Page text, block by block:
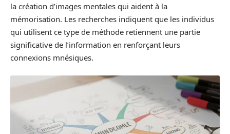
la création d’images mentales qui aident à la
mémorisation. Les recherches indiquent que les individus
qui utilisent ce type de méthode retiennent une partie
significative de l’information en renforçant leurs
connexions mnésiques.